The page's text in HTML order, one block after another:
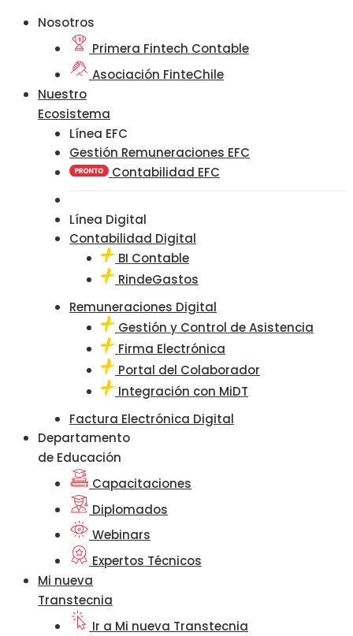
Nosotros
Primera Fintech Contable
Asociación FinteChile
Nuestro
Ecosistema
Línea EFC
Gestión Remuneraciones EFC
Contabilidad EFC
Línea Digital
Contabilidad Digital
BI Contable
RindeGastos
Remuneraciones Digital
Gestión y Control de Asistencia
Firma Electrónica
Portal del Colaborador
Integración con MiDT
Factura Electrónica Digital
Departamento
de Educación
Capacitaciones
Diplomados
Webinars
Expertos Técnicos
Mi nueva
Transtecnia
Ir a Mi nueva Transtecnia